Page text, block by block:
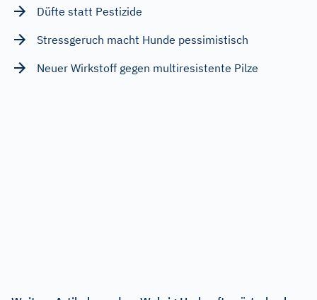
Düfte statt Pestizide
Stressgeruch macht Hunde pessimistisch
Neuer Wirkstoff gegen multiresistente Pilze